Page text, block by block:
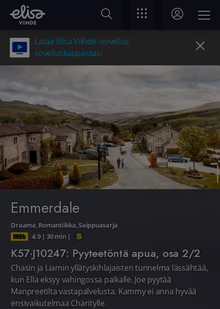
Lataa Elisa Viihde -sovellus
sovelluskaupastasi
Emmerdale
Draama,Romantiikka,Saippuasarja
4.9| 30 min |
K57·J10247: Pyyteetöntä apua, osa 2/2
Chasin ja Liamin yllätyskihlajaisten tunnelma lässähtää,
kun Ella eksyy vahingossa paikalle. Joe pyytää
Manpreetilta vastapalvelusta. Kammy ei anna hyvää
ensivaikutelmaa Charitylle.